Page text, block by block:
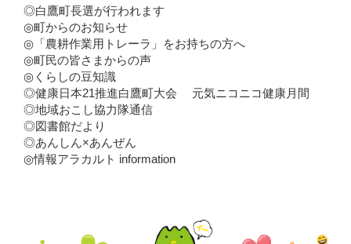
◎白鷹町長選が行われます
◎町からのお知らせ
◎「農耕作業用トレーラ」をお持ちの方へ
◎町民の皆さまからの声
◎くらしの豆知識
◎健康日本21推進白鷹町大会 元気ニコニコ健康月間
◎地域おこし協力隊通信
◎図書館だより
◎あんしん×あんぜん
◎情報アラカルト information